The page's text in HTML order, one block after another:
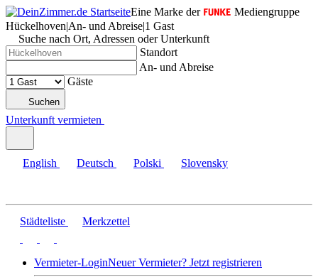
Eine Marke der
Mediengruppe
Hückelhoven|An- und Abreise|1 Gast
Suche nach Ort, Adressen oder Unterkunft
Standort
An- und Abreise
Gäste
Suchen
Unterkunft vermieten
English Deutsch Polski Slovensky
Städteliste Merkzettel
Vermieter-LoginNeuer Vermieter? Jetzt registrieren